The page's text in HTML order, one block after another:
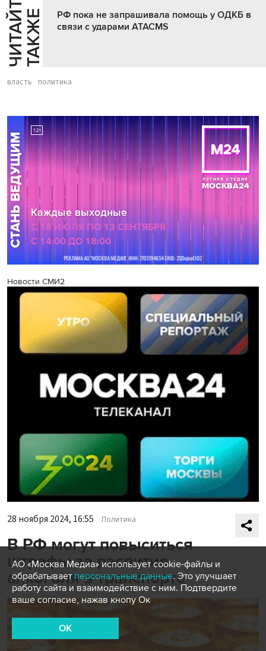
Ч
И
Т
АЙ
Т
Е
Т
А
К
ЖЕ
РФ пока не запрашивала помощь у ОДКБ в
связи с ударами ATACMS
власть политика
Новости СМИ2
28 ноября 2024, 16:55 Политика
В РФ могут повыситься
штрафы за распитие
алкоголя в транспорте
АО «Москва Медиа» использует cookie-файлы и
обрабатывает персональные данные. Это улучшает
работу сайта и взаимодействие с ним. Подтвердите
ваше согласие, нажав кнопу Ок
OK